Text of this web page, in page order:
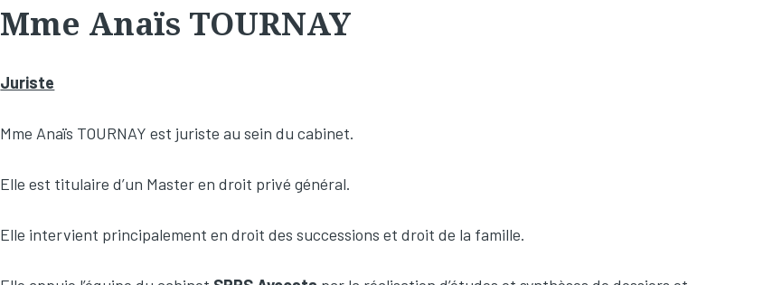
Mme Anaïs TOURNAY
Juriste
Mme Anaïs TOURNAY est juriste au sein du cabinet.
Elle est titulaire d’un Master en droit privé général.
Elle intervient principalement en droit des successions et droit de la famille.